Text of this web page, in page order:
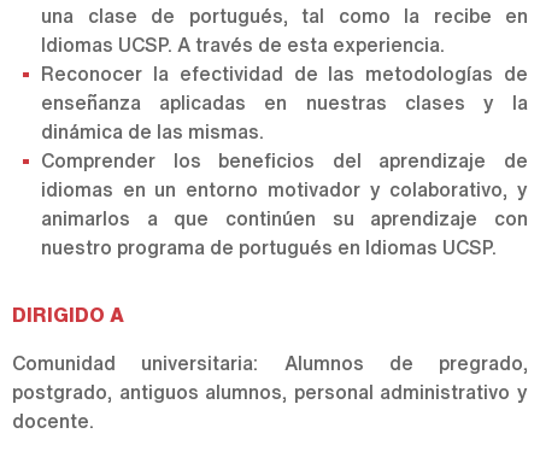
una clase de portugués, tal como la recibe en
Idiomas UCSP. A través de esta experiencia.
Reconocer la efectividad de las metodologías de
enseñanza aplicadas en nuestras clases y la
dinámica de las mismas.
Comprender los beneficios del aprendizaje de
idiomas en un entorno motivador y colaborativo, y
animarlos a que continúen su aprendizaje con
nuestro programa de portugués en Idiomas UCSP.
DIRIGIDO A
Comunidad universitaria: Alumnos de pregrado,
postgrado, antiguos alumnos, personal administrativo y
docente.